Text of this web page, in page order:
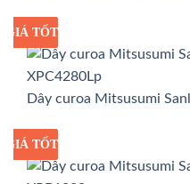
GIÁ SỈ
GIÁ TỐT
Dây curoa Mitsusumi
GIÁ SỈ
GIÁ TỐT